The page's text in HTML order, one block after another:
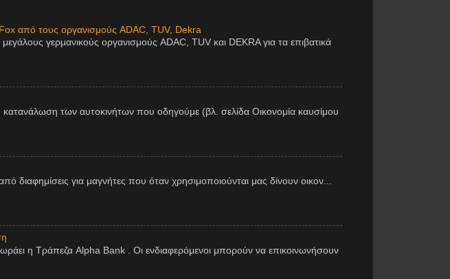
από τους οργανισμούς ADAC, TUV, Dekra
γερμανικούς οργανισμούς ADAC, TUV και DEKRA για τα επιβατικά
των αυτοκινήτων που οδηγούμε (βλ. σελίδα Οικονομία καυσίμου
διαφημίσεις για μαγνήτες που όταν χρησιμοποιούνται μας δίνουν οικον...
η Τράπεζα Alpha Bank . Οι ενδιαφερόμενοι μπορούν να επικοινωνήσουν